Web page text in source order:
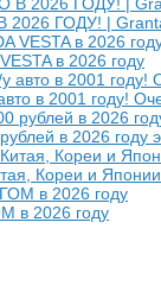
ГОДУ! |
в 2026 году
в 2001 году!
в 2026 году
Кореи и
2026 году